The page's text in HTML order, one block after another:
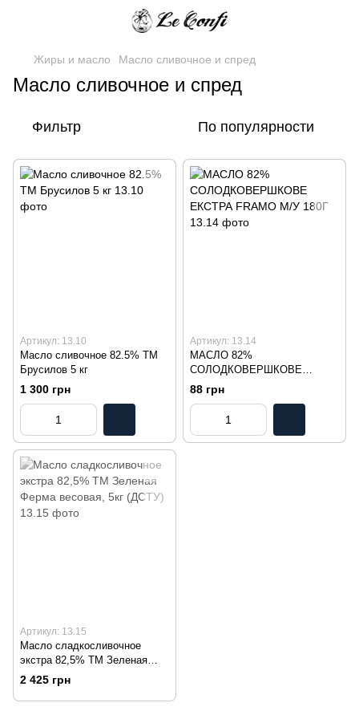
Жиры и масло Масло сливочное и спред
Масло сливочное и спред
Фильтр По популярности
Артикул: 13.10
Масло сливочное 82.5% ТМ
Брусилов 5 кг
1 300 грн
Артикул: 13.14
МАСЛО 82%
СОЛОДКОВЕРШКОВЕ
ЕКСТРА FRAMO М/У 180Г
88 грн
Артикул: 13.15
Масло сладкосливочное
экстра 82,5% ТМ Зеленая
Ферма весовая, 5кг (ДСТУ)
2 425 грн